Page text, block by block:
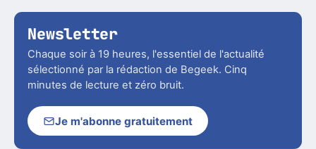
Newsletter
Chaque soir à 19 heures, l'essentiel de l'actualité
sélectionné par la rédaction de Begeek. Cinq
minutes de lecture et zéro bruit.
Je m'abonne gratuitement